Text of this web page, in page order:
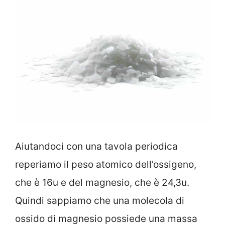
Aiutandoci con una tavola periodica
reperiamo il peso atomico dell’ossigeno,
che è 16u e del magnesio, che è 24,3u.
Quindi sappiamo che una molecola di
ossido di magnesio possiede una massa